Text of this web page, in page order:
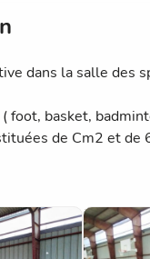
dans la salle des
basket,
de Cm2 et de